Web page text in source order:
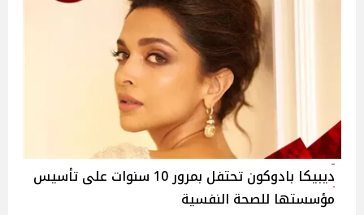
ديبيكا بادوكون تحتفل بمرور 10 سنوات على تأسيس
مؤسستها للصحة النفسية